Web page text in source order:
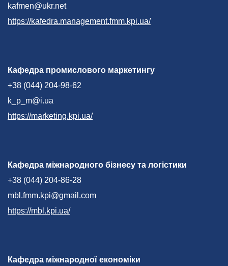
kafmen@ukr.net
https://kafedra.management.fmm.kpi.ua/
Кафедра промислового маркетингу
+38 (044) 204-98-62
k_p_m@i.ua
https://marketing.kpi.ua/
Кафедра міжнародного бізнесу та логістики
+38 (044) 204-86-28
mbl.fmm.kpi@gmail.com
https://mbl.kpi.ua/
Кафедра міжнародної економіки